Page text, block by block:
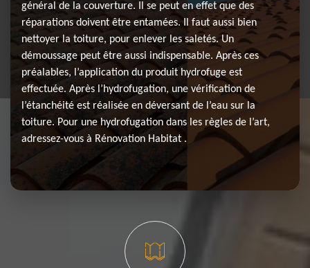
général de la couverture. Il se peut en effet que des
réparations doivent être entamées. Il faut aussi bien
nettoyer la toiture, pour enlever les saletés. Un
démoussage peut être aussi indispensable. Après ces
préalables, l’application du produit hydrofuge est
effectuée. Après l’hydrofugation, une vérification de
l’étanchéité est réalisée en déversant de l’eau sur la
toiture. Pour une hydrofugation dans les règles de l’art,
adressez-vous à Rénovation Habitat .